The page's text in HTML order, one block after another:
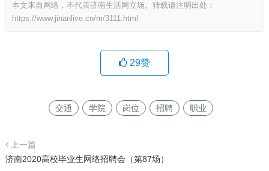
本文来自网络，不代表济南生活网立场。转载请注明出处：
https://www.jinanlive.cn/m/3111.html
29赞
交通 学院 岗位 招聘 职业
上一篇
济南2020高校毕业生网络招聘会（第87场）